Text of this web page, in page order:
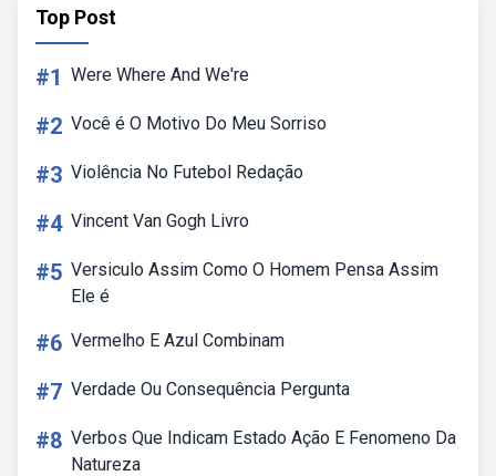
Top Post
#1 Were Where And We're
#2 Você é O Motivo Do Meu Sorriso
#3 Violência No Futebol Redação
#4 Vincent Van Gogh Livro
#5 Versiculo Assim Como O Homem Pensa Assim
Ele é
#6 Vermelho E Azul Combinam
#7 Verdade Ou Consequência Pergunta
#8 Verbos Que Indicam Estado Ação E Fenomeno Da
Natureza